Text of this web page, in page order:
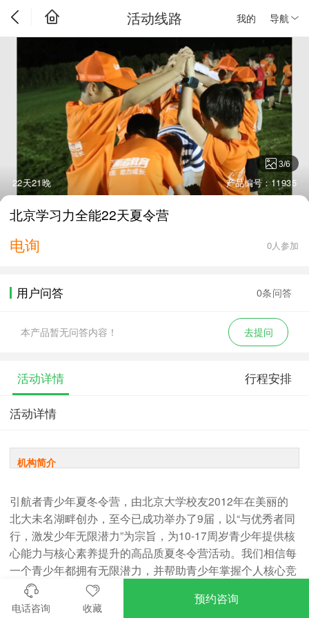
我的 导航
活动线路
3/6
22天21晚 产品编号：11935
北京学习力全能22天夏令营
电询 0人参加
用户问答 0条问答
本产品暂无问答内容！ 去提问
活动详情 行程安排
活动详情
机构简介
引航者青少年夏冬令营，由北京大学校友2012年在美丽的
北大未名湖畔创办，至今已成功举办了9届，以“与优秀者同
行，激发少年无限潜力”为宗旨，为10-17周岁青少年提供核
心能力与核心素养提升的高品质夏冬令营活动。我们相信每
一个青少年都拥有无限潜力，并帮助青少年掌握个人核心竞
争力，引导青少年自主创建更美好的未来。
电话咨询 收藏
预约咨询